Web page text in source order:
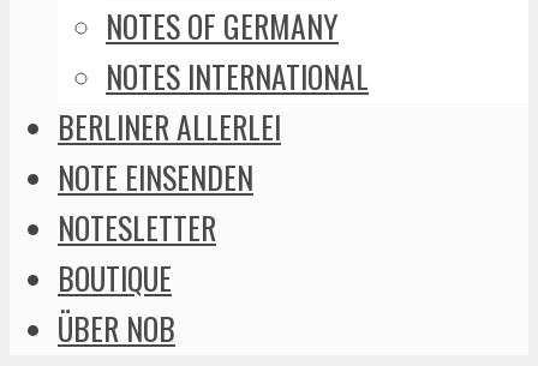
NOTES OF GERMANY
NOTES INTERNATIONAL
BERLINER ALLERLEI
NOTE EINSENDEN
NOTESLETTER
BOUTIQUE
ÜBER NOB